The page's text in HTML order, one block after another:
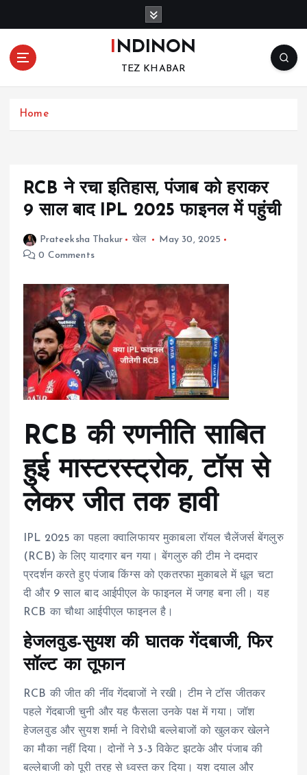
o
INDINON
TEZ KHABAR
Home
RCB ने रचा इतिहास, पंजाब को हराकर
9 साल बाद IPL 2025 फाइनल में पहुंची
Prateeksha Thakur खेल
May 30, 2025
0 Comments
RCB की रणनीति साबित
हुई मास्टरस्ट्रोक, टॉस से
लेकर जीत तक हावी
IPL 2025 का पहला क्वालिफायर मुकाबला रॉयल चैलेंजर्स बेंगलुरु
(RCB) के लिए यादगार बन गया। बेंगलुरु की टीम ने दमदार
प्रदर्शन करते हुए पंजाब किंग्स को एकतरफा मुकाबले में धूल चटा
दी और 9 साल बाद आईपीएल के फाइनल में जगह बना ली। यह
RCB का चौथा आईपीएल फाइनल है।
हेजलवुड-सुयश की घातक गेंदबाजी, फिर
सॉल्ट का तूफान
RCB की जीत की नींव गेंदबाजों ने रखी। टीम ने टॉस जीतकर
पहले गेंदबाजी चुनी और यह फैसला उनके पक्ष में गया। जॉश
हेजलवुड और सुयश शर्मा ने विरोधी बल्लेबाजों को खुलकर खेलने
का मौका नहीं दिया। दोनों ने 3-3 विकेट झटके और पंजाब की
बल्लेबाजी को पूरी तरह से ध्वस्त कर दिया। यश दयाल और